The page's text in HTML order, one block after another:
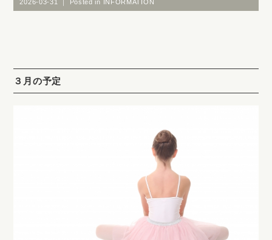
2026-03-31 ｜ Posted in INFORMATION
３月の予定